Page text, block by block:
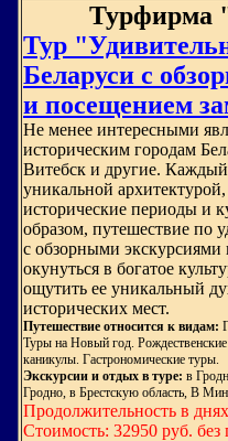
Турфирма
Тур
Беларуси с
и посещением
Не менее интересными
историческим городам
Витебск и другие. Каждый
уникальной
исторические периоды и
образом, путешествие по
с обзорными экскурсиями
окунуться в богатое
ощутить ее уникальный
исторических мест.
Путешествие относится к видам:
Туры на Новый год.
каникулы. Гастрономические туры.
Экскурсии и отдых в туре: в
Гродно, в Брестскую область, В
Продолжительность в
Стоимость: 32950 руб. без